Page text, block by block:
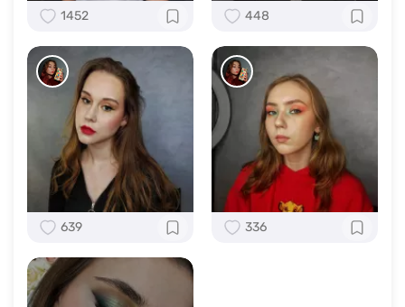
1452 448
639 336